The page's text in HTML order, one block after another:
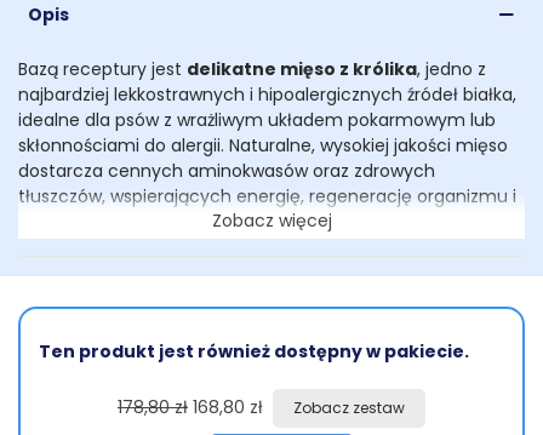
Opis
Bazą receptury jest delikatne mięso z królika, jedno z
najbardziej lekkostrawnych i hipoalergicznych źródeł białka,
idealne dla psów z wrażliwym układem pokarmowym lub
skłonnościami do alergii. Naturalne, wysokiej jakości mięso
dostarcza cennych aminokwasów oraz zdrowych
tłuszczów, wspierających energię, regenerację organizmu i
karotenu i antyoksydantów, wspierających odporność,
wzrok i prawidłowe trawienie. Z koleijabłko,cenione za
swoje właściwości prebiotyczne, dostarcza naturalnych
pracę układu pokarmowego i sprzyja usuwaniu toksyn. To
Zobacz więcej
Ten produkt jest również dostępny w pakiecie.
178,80 zł 168,80 zł Zobacz zestaw